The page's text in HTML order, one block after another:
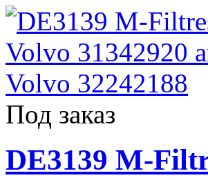
Под заказ
DE3139 M-